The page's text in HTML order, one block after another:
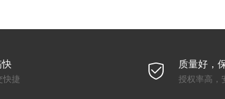
快
快捷
质量好，
授权率高，